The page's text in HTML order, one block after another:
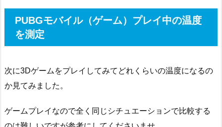
PUBGモバイル（ゲーム）プレイ中の温度
を測定
次に3Dゲームをプレイしてみてどれくらいの温度になるの
か見てみました。
ゲームプレイなので全く同じシチュエーションで比較する